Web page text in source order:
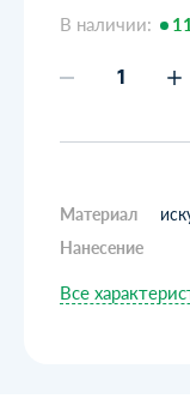
В наличии:
Материал
Нанесение
Все